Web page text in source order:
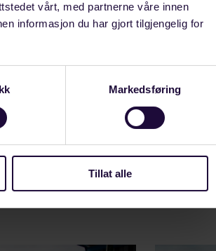
vårt, med partnerne våre innen
informasjon du har gjort tilgjengelig for
Markedsføring
Tillat alle
Jonny
sendes